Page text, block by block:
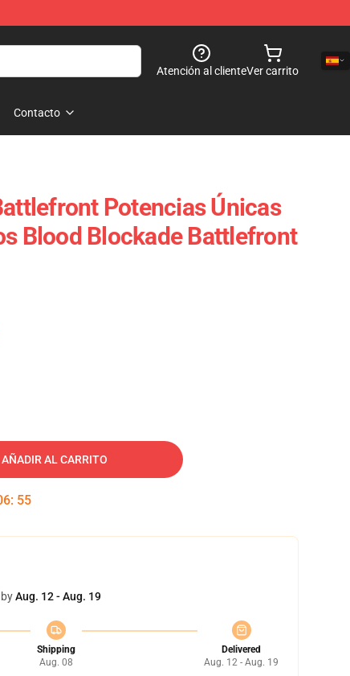
Atención al clienteVer carrito
Contacto
Potencias Únicas
Blood Blockade Battlefront
AÑADIR AL CARRITO
: 54
Aug. 12 - Aug. 19
Shipping
Aug. 08
Delivered
Aug. 12 - Aug. 19